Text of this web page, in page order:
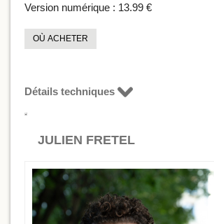
Version numérique : 13.99 €
OÙ ACHETER
Détails techniques
JULIEN FRETEL